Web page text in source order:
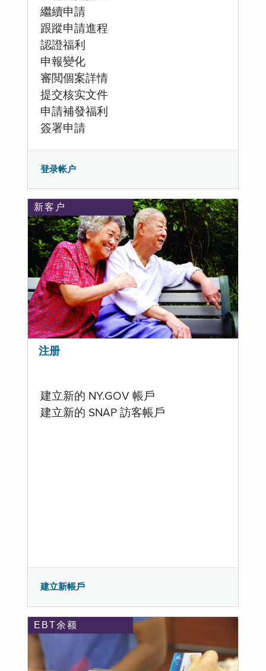
繼續申請
跟蹤申請進程
認證福利
申報變化
審閲個案詳情
提交核实文件
申請補發福利
簽署申請
登录帐户
新客户
注册
建立新的 NY.GOV 帳戶
建立新的 SNAP 訪客帳戶
建立新帳戶
EBT余额